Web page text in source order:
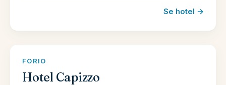
Se hotel →
FORIO
Hotel Capizzo